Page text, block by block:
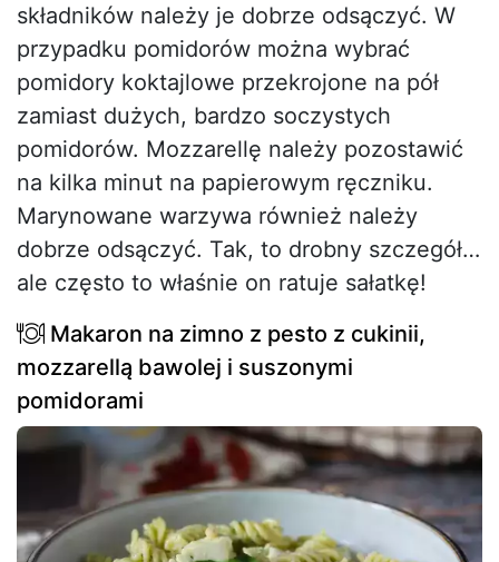
składników należy je dobrze odsączyć. W
przypadku pomidorów można wybrać
pomidory koktajlowe przekrojone na pół
zamiast dużych, bardzo soczystych
pomidorów. Mozzarellę należy pozostawić
na kilka minut na papierowym ręczniku.
Marynowane warzywa również należy
dobrze odsączyć. Tak, to drobny szczegół…
ale często to właśnie on ratuje sałatkę!
Makaron na zimno z pesto z cukinii,
mozzarellą bawolej i suszonymi
pomidorami